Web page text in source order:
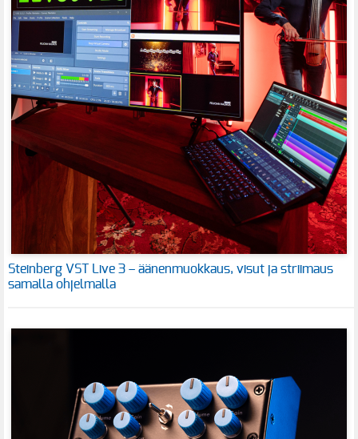
Steinberg VST Live 3 – äänenmuokkaus, visut ja striimaus
samalla ohjelmalla